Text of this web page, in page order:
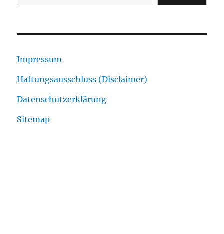
Impressum
Haftungsausschluss (Disclaimer)
Datenschutzerklärung
Sitemap